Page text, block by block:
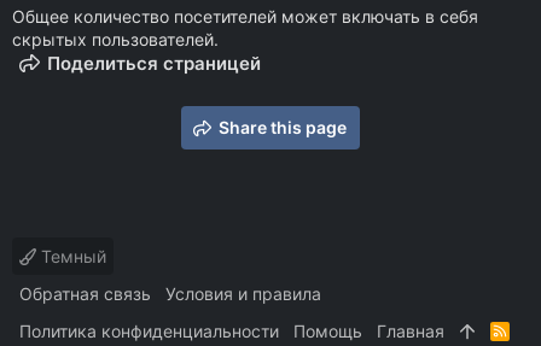
Общее количество посетителей может включать в себя
скрытых пользователей.
Поделиться страницей
Share this page
Темный
Обратная связь
Условия и правила
Политика конфиденциальности
Помощь Главная
R